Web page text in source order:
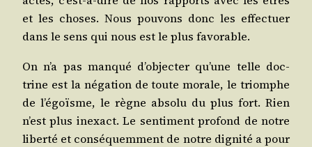
et les choses. Nous pou­vons donc les effec­tuer
dans le sens qui nous est le plus favorable.
On n’a pas man­qué d’ob­jec­ter qu’une telle doc­
trine est la néga­tion de toute morale, le triomphe
de l’é­goïsme, le règne abso­lu du plus fort. Rien
n’est plus inexact. Le sen­ti­ment pro­fond de notre
liber­té et consé­quem­ment de notre digni­té a pour